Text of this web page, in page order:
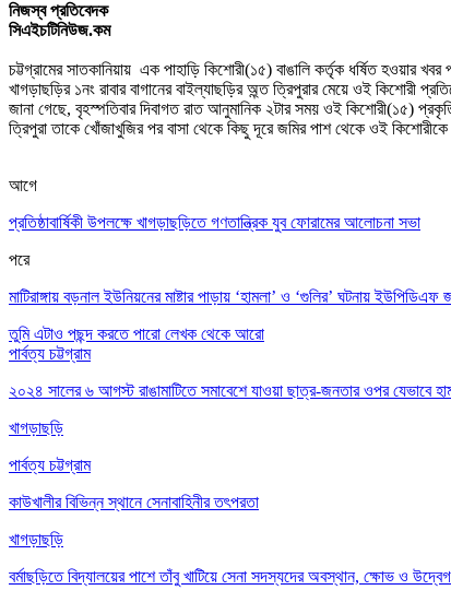
নিজস্ব প্রতিবেদক
সিএইচটিনিউজ.কম
চট্টগ্রামের সাতকানিয়ায় এক পাহাড়ি কিশোরী(১৫) বাঙালি কর্তৃক ধর্ষিত হওয়ার
খাগড়াছড়ির ১নং রাবার বাগানের বাইল্যাছড়ির অ্ন্ত ত্রিপুরার মেয়ে ওই কিশোরী
জানা গেছে, বৃহস্পতিবার দিবাগত রাত আনুমানিক ২টার সময় ওই কিশোরী(১৫)
ত্রিপুরা তাকে খোঁজাখুজির পর বাসা থেকে কিছু দূরে জমির পাশ থেকে ওই কিশোরীকে
আগে
প্রতিষ্ঠাবার্ষিকী উপলক্ষে খাগড়াছড়িতে গণতান্ত্রিক যুব ফোরামের আলোচনা সভা
পরে
মাটিরাঙ্গায় বড়নাল ইউনিয়নের মাষ্টার পাড়ায় ‘হামলা’ ও ‘গুলির’ ঘটনায়
তুমি এটাও পছন্দ করতে পারো লেখক থেকে আরো
পার্বত্য চট্টগ্রাম
২০২৪ সালের ৬ আগস্ট রাঙামাটিতে সমাবেশে যাওয়া ছাত্র-জনতার ওপর যেভাবে
খাগড়াছড়ি
পার্বত্য চট্টগ্রাম
কাউখালীর বিভিন্ন স্থানে সেনাবাহিনীর তৎপরতা
খাগড়াছড়ি
বর্মাছড়িতে বিদ্যালয়ের পাশে তাঁবু খাটিয়ে সেনা সদস্যদের অবস্থান, ক্ষোভ ও উদ্বেগ